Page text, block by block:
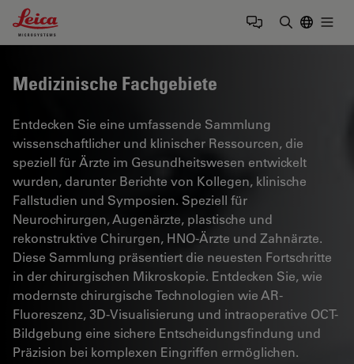
Leica Microsystems Logo
Medizinische Fachgebiete
Entdecken Sie eine umfassende Sammlung
wissenschaftlicher und klinischer Ressourcen, die
speziell für Ärzte im Gesundheitswesen entwickelt
wurden, darunter Berichte von Kollegen, klinische
Fallstudien und Symposien. Speziell für
Neurochirurgen, Augenärzte, plastische und
rekonstruktive Chirurgen, HNO-Ärzte und Zahnärzte.
Diese Sammlung präsentiert die neuesten Fortschritte
in der chirurgischen Mikroskopie. Entdecken Sie, wie
modernste chirurgische Technologien wie AR-
Fluoreszenz, 3D-Visualisierung und intraoperative OCT-
Bildgebung eine sichere Entscheidungsfindung und
Präzision bei komplexen Eingriffen ermöglichen.